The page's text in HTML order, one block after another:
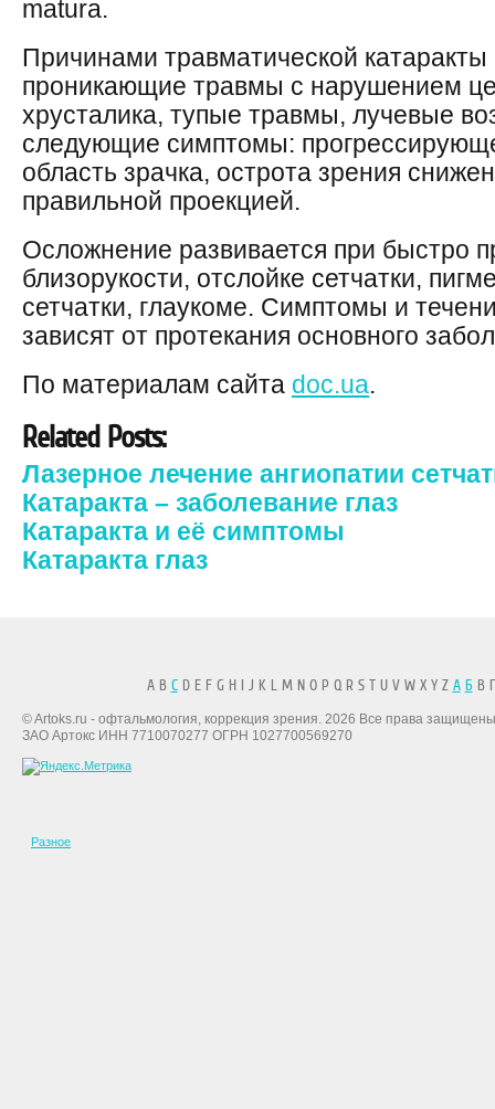
matura.
Причинами травматической катаракты
проникающие травмы с нарушением
хрусталика, тупые травмы, лучевые
следующие симптомы:
область зрачка, острота зрения
правильной проекцией.
Осложнение развивается при быстро
близорукости, отслойке сетчатки,
сетчатки, глаукоме. Симптомы и
зависят от протекания основного
По материалам сайта doc.ua.
Related Posts:
Лазерное лечение ангиопатии
Катаракта – заболевание глаз
Катаракта и её симптомы
Катаракта глаз
A B CD E F G H I J K L M N O P Q R S T U V W X Y Z А БВ
© Artoks.ru - офтальмология, коррекция зрения. 2026 Все права
ЗАО Артокс ИНН 7710070277 ОГРН 1027700569270
Разное